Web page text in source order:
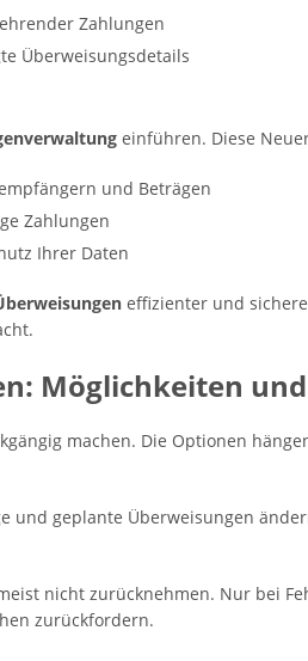
Zahlungen
Überweisungsdetails
einführen. Diese
und Beträgen
Zahlungen
Ihrer Daten
effizienter und
Möglichkeiten und
machen. Die Optionen
und geplante Überweisungen
nicht zurücknehmen. Nur bei
zurückfordern.